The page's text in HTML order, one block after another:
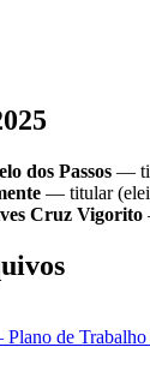
dos Passos —
— titular
Cruz Vigorito
de Trabalho